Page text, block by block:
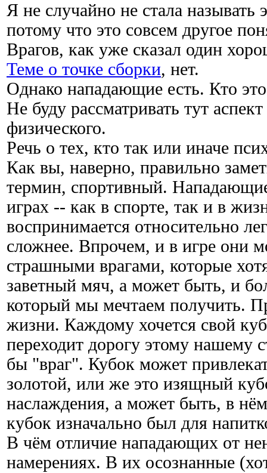
Я не случайно не стала называть
потому что это совсем другое
Врагов, как уже сказал один
Теме о точке сборки, нет.
Однако нападающие есть. Кто
Не буду рассматривать тут
физического.
Речь о тех, кто так или иначе
Как вы, наверно, правильно
термин, спортивный.
играх -- как в спорте, так и в
воспринимается относительно
сложнее. Впрочем, и в игре они
страшными врагами, которые
заветный мяч, а может быть, и
который мы мечтаем получить.
жизни. Каждому хочется свой
переходит дорогу этому нашему
бы "враг". Кубок может
золотой, или же это изящный
наслаждения, а может быть, в
кубок изначально был для
В чём отличие нападающих от
намерениях. В их осознанные